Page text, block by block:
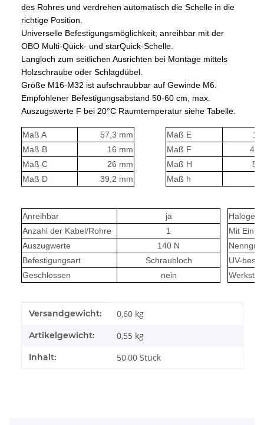
des Rohres und verdrehen automatisch die Schelle in die
richtige Position.
Universelle Befestigungsmöglichkeit; anreihbar mit der
OBO Multi-Quick- und starQuick-Schelle.
Langloch zum seitlichen Ausrichten bei Montage mittels
Holzschraube oder Schlagdübel.
Größe M16-M32 ist aufschraubbar auf Gewinde M6.
Empfohlener Befestigungsabstand 50-60 cm, max.
Auszugswerte F bei 20°C Raumtemperatur siehe Tabelle.
Maß A 57,3 mm Maß E
11
Maß B
16 mm Maß F
4,6
Maß C
26 mm Maß H
51
Maß D
39,2 mm Maß h
Anreihbar ja
Anzahl der Kabel/Rohre
1
Mit
Auszugwerte
140 N
Befestigungsart
Schraubloch
UV-
Geschlossen
nein
Produkteigenschaft
Wert
Versandgewicht: 0,60 kg
Artikelgewicht: 0,55 kg
Inhalt: 50,00 Stück